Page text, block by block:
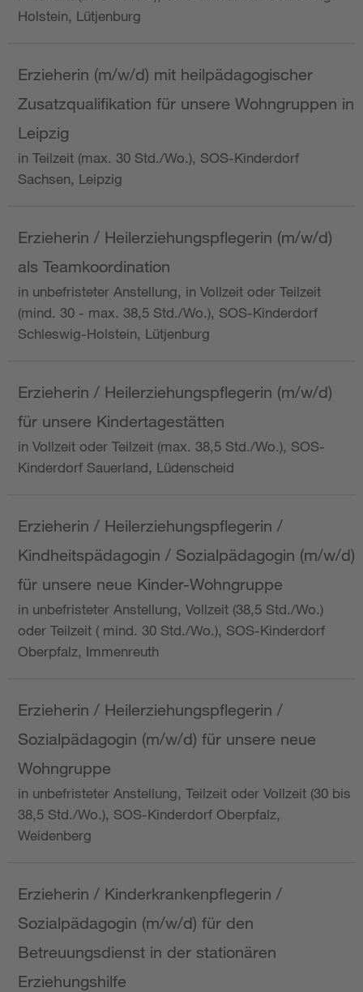
Holstein, Lütjenburg
Erzieherin (m/w/d) mit heilpädagogischer
Zusatzqualifikation für unsere Wohngruppen in
Leipzig
in Teilzeit (max. 30 Std./Wo.), SOS-Kinderdorf
Sachsen, Leipzig
Erzieherin / Heilerziehungspflegerin (m/w/d)
als Teamkoordination
in unbefristeter Anstellung, in Vollzeit oder Teilzeit
(mind. 30 - max. 38,5 Std./Wo.), SOS-Kinderdorf
Schleswig-Holstein, Lütjenburg
Erzieherin / Heilerziehungspflegerin (m/w/d)
für unsere Kindertagestätten
in Vollzeit oder Teilzeit (max. 38,5 Std./Wo.), SOS-
Kinderdorf Sauerland, Lüdenscheid
Erzieherin / Heilerziehungspflegerin /
Kindheitspädagogin / Sozialpädagogin (m/w/d)
für unsere neue Kinder-Wohngruppe
in unbefristeter Anstellung, Vollzeit (38,5 Std./Wo.)
oder Teilzeit ( mind. 30 Std./Wo.), SOS-Kinderdorf
Oberpfalz, Immenreuth
Erzieherin / Heilerziehungspflegerin /
Sozialpädagogin (m/w/d) für unsere neue
Wohngruppe
in unbefristeter Anstellung, Teilzeit oder Vollzeit (30 bis
38,5 Std./Wo.), SOS-Kinderdorf Oberpfalz,
Weidenberg
Erzieherin / Kinderkrankenpflegerin /
Sozialpädagogin (m/w/d) für den
Betreuungsdienst in der stationären
Erziehungshilfe